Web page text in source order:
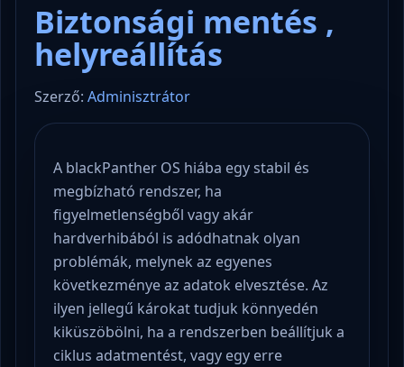
Biztonsági mentés ,
helyreállítás
Szerző: Adminisztrátor
A blackPanther OS hiába egy stabil és
megbízható rendszer, ha
figyelmetlenségből vagy akár
hardverhibából is adódhatnak olyan
problémák, melynek az egyenes
következménye az adatok elvesztése. Az
ilyen jellegű károkat tudjuk könnyedén
kiküszöbölni, ha a rendszerben beállítjuk a
ciklus adatmentést, vagy egy erre